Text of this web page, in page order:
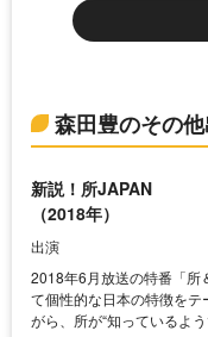
森田豊のその
新説！所JAPAN
（2018年）
出演
2018年6月放送の特番「所
て個性的な日本の特徴を
がら、所が“知っているよ